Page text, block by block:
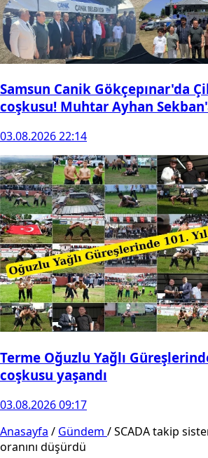
Samsun Canik Gökçepınar'da
coşkusu! Muhtar Ayhan
03.08.2026 22:14
Terme Oğuzlu Yağlı
coşkusu yaşandı
03.08.2026 09:17
Anasayfa / Gündem /SCADA takip
oranını düşürdü